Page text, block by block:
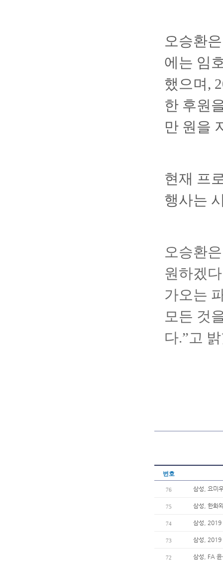
오승환
에는 임
했으며,
한 후원
만 원을
현재 프
행사는
오승환
원하겠
가오는
모든 것
다.”고
번호
76 삼성, 요미
75 삼성, 한화
74 삼성, 2019
73 삼성, 2019
72 삼성, FA